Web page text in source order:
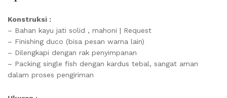
Konstruksi :
– Bahan kayu jati solid , mahoni | Request
– Finishing duco (bisa pesan warna lain)
– Dilengkapi dengan rak penyimpanan
– Packing single fish dengan kardus tebal, sangat aman
dalam proses pengiriman